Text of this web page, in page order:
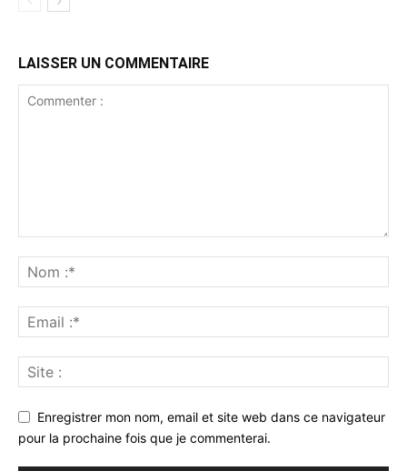
LAISSER UN COMMENTAIRE
Enregistrer mon nom, email et site web dans ce navigateur
pour la prochaine fois que je commenterai.